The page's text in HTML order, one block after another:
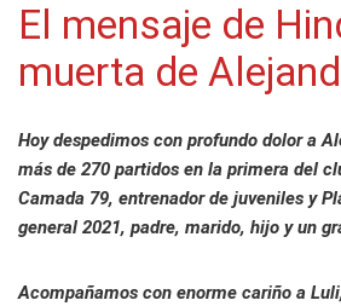
El mensaje de
muerta de
Hoy despedimos con profundo dolor a
más de 270 partidos en la primera del
Camada 79, entrenador de juveniles y
general 2021, padre, marido, hijo y un
Acompañamos con enorme cariño a